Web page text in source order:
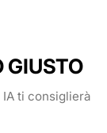
GIUSTO
ti consiglierà